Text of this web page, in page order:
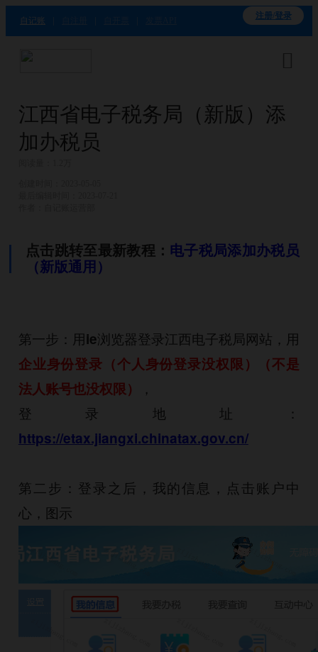
自记账
注册/登录
江西省电子税务局（新版）添
加办税员
点击跳转至最新教程： 电子税局添加办税员
（新版通用）
第一步：用ie浏览器登录江西电子税局网站，用
企业身份登录（个人身份登录没权限）（不是
法人账号也没权限）
，
登录地址：
https://etax.jiangxi.chinatax.gov.cn/
第二步：登录之后，我的信息，点击账户中
心，图示